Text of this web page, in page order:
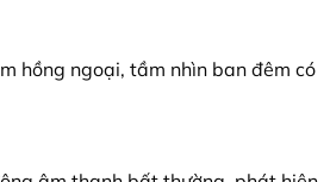
hồng ngoại, tầm nhìn ban đêm có